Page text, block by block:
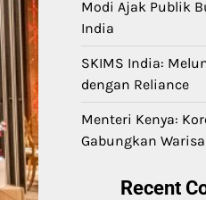
Modi Ajak Publik
India
SKIMS India:
dengan Reliance
Menteri Kenya:
Gabungkan
Recent